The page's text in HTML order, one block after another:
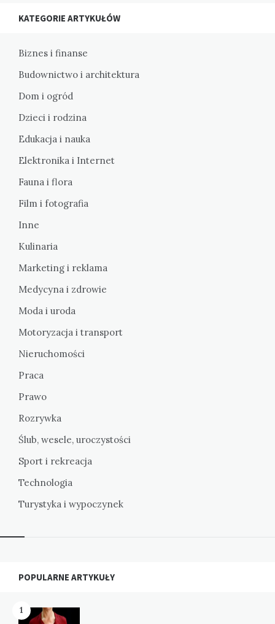
KATEGORIE ARTYKUŁÓW
Biznes i finanse
Budownictwo i architektura
Dom i ogród
Dzieci i rodzina
Edukacja i nauka
Elektronika i Internet
Fauna i flora
Film i fotografia
Inne
Kulinaria
Marketing i reklama
Medycyna i zdrowie
Moda i uroda
Motoryzacja i transport
Nieruchomości
Praca
Prawo
Rozrywka
Ślub, wesele, uroczystości
Sport i rekreacja
Technologia
Turystyka i wypoczynek
Widgets
POPULARNE ARTYKUŁY
1